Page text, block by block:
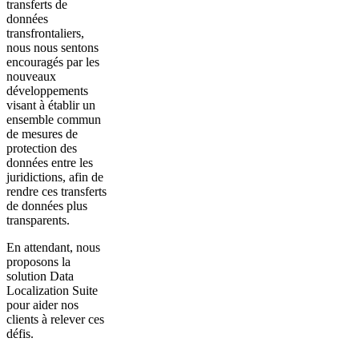
transferts de
données
transfrontaliers,
nous nous sentons
encouragés par les
nouveaux
développements
visant à établir un
ensemble commun
de mesures de
protection des
données entre les
juridictions, afin de
rendre ces transferts
de données plus
transparents.
En attendant, nous
proposons la
solution Data
Localization Suite
pour aider nos
clients à relever ces
défis.